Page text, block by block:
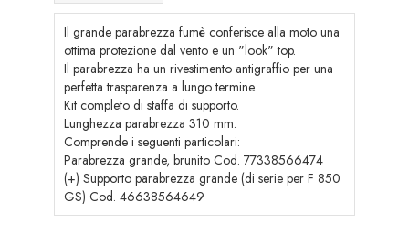
Il grande parabrezza fumè conferisce alla moto una
ottima protezione dal vento e un "look" top.
Il parabrezza ha un rivestimento antigraffio per una
perfetta trasparenza a lungo termine.
Kit completo di staffa di supporto.
Lunghezza parabrezza 310 mm.
Comprende i seguenti particolari:
Parabrezza grande, brunito Cod. 77338566474
(+) Supporto parabrezza grande (di serie per F 850
GS) Cod. 46638564649